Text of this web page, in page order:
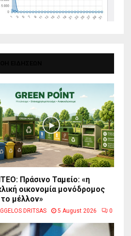
Πράσινο Ταμείο: «η
οικονομία μονόδρομος
το μέλλον»
DRITSAS 5 August 2026 0